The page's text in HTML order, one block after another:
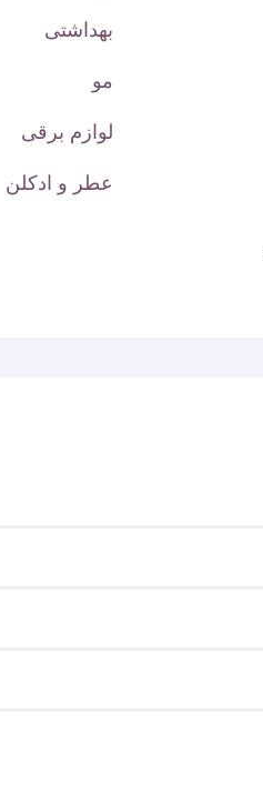
بهداشتی
مو
لوازم برقی
عطر و ادکلن